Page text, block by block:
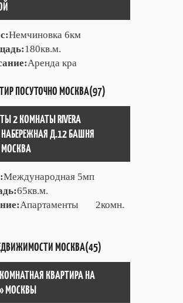
Немчиновка 6км
180кв.м.
Аренда кра
ПОСУТОЧНО МОСКВА(97)
2 КОМНАТЫ RIVERA
НАБЕРЕЖНАЯ Д.12 БАШНЯ
Международная 5мп
65кв.м.
Апартаменты 2комн.
МОСКВА(45)
КВАРТИРА НА
МОСКВЫ